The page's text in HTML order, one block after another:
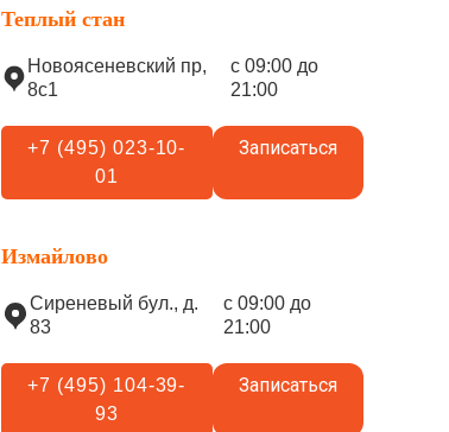
Теплый стан
Новоясеневский пр,
8с1
с 09:00 до
21:00
+7 (495) 023-10-
01
Записаться
Измайлово
Сиреневый бул., д.
83
с 09:00 до
21:00
+7 (495) 104-39-
93
Записаться